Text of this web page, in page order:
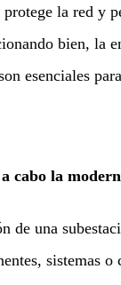
protege la red y
bien, la
esenciales
cabo la
de una
sistemas